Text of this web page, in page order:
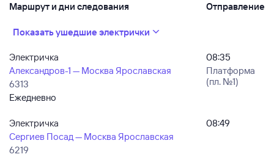
Маршрут и дни следования Отправление
Показать ушедшие электрички
Электричка
Александров-1 — Москва Ярославская
6313
Ежедневно
08:35
Платформа
(пл. №1)
Электричка
Сергиев Посад — Москва Ярославская
6219
08:49